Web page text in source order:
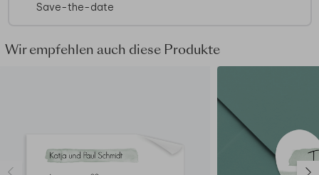
Save-the-date
Wir empfehlen auch diese Produkte